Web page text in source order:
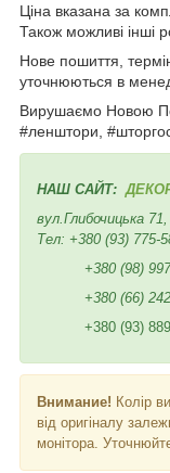
Ціна вказана за
Також можливі інші
Нове пошиття,
уточнюються в
Вирушаємо Новою
#ленштори,
НАШ САЙТ:
вул.Глибочицька
Тел: +380 (93) 775-
+380 (98)
+380 (66)
+380 (93) 889-
Внимание! Колір
від оригіналу
монітора.